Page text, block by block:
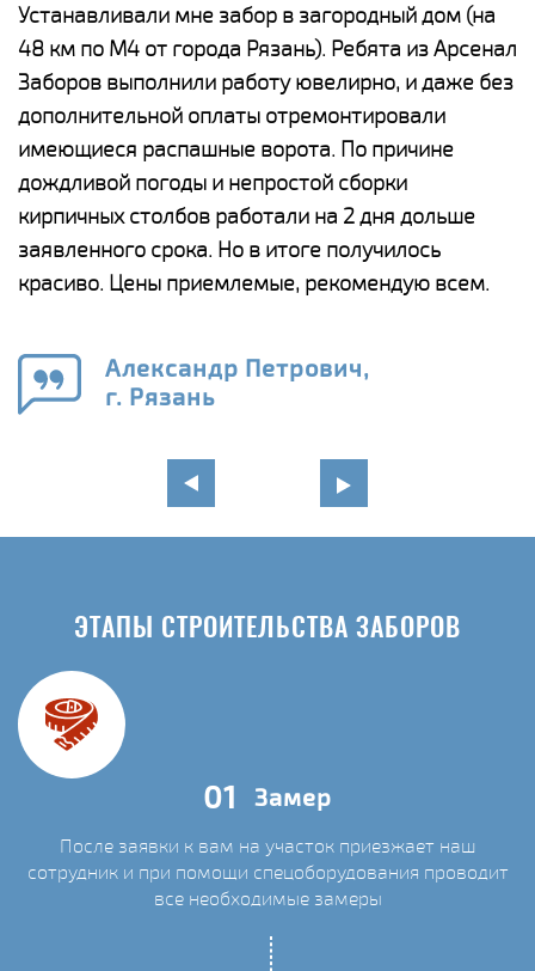
Устанавливали мне забор в загородный дом (на
48 км по М4 от города Рязань). Ребята из Арсенал
Заборов выполнили работу ювелирно, и даже без
дополнительной оплаты отремонтировали
имеющиеся распашные ворота. По причине
дождливой погоды и непростой сборки
кирпичных столбов работали на 2 дня дольше
заявленного срока. Но в итоге получилось
красиво. Цены приемлемые, рекомендую всем.
Александр Петрович,
г. Рязань
ЭТАПЫ СТРОИТЕЛЬСТВА ЗАБОРОВ
01 Замер
После заявки к вам на участок приезжает наш
сотрудник и при помощи спецоборудования проводит
все необходимые замеры